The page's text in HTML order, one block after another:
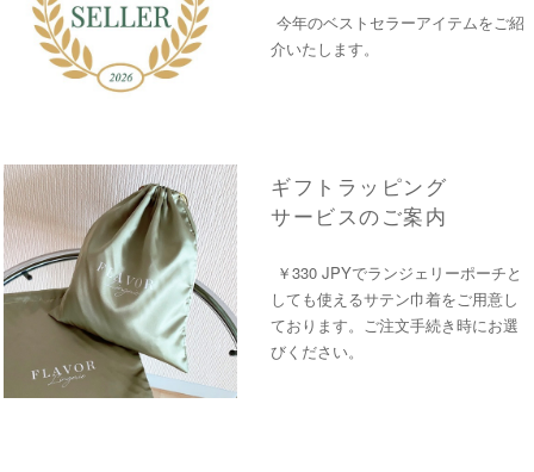
今年のベストセラーアイテムをご紹
介いたします。
ギフトラッピング
サービスのご案内
￥330 JPYでランジェリーポーチと
しても使えるサテン巾着をご用意し
ております。ご注文手続き時にお選
びください。